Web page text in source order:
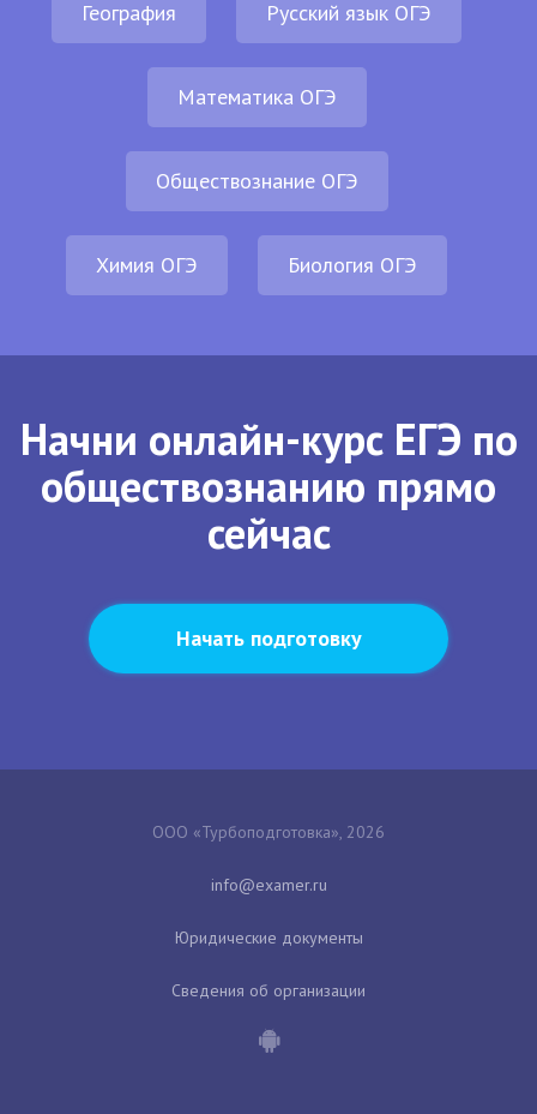
География Русский язык ОГЭ
Математика ОГЭ
Обществознание ОГЭ
Химия ОГЭ Биология ОГЭ
Начни онлайн-курс ЕГЭ по
обществознанию прямо
сейчас
Начать подготовку
ООО «Турбоподготовка», 2026
Юридические документы
Сведения об организации